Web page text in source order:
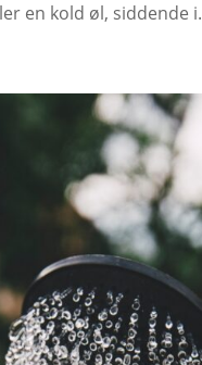
en kold øl, siddende